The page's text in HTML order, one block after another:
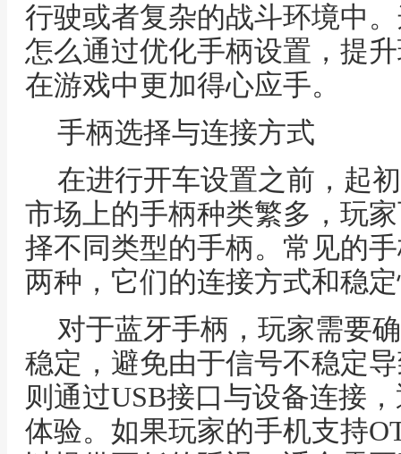
行驶或者复杂的战斗环境中
怎么通过优化手柄设置，提
在游戏中更加得心应手。
手柄选择与连接方式
在进行开车设置之前，起
市场上的手柄种类繁多，玩
择不同类型的手柄。常见的
两种，它们的连接方式和稳
对于蓝牙手柄，玩家需要
稳定，避免由于信号不稳定
则通过USB接口与设备连接
体验。如果玩家的手机支持